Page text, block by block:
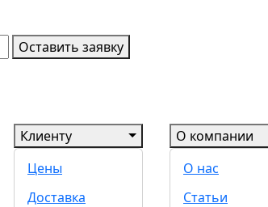
Оставить заявку
Клиенту
Цены
Доставка
О компании
О нас
Статьи